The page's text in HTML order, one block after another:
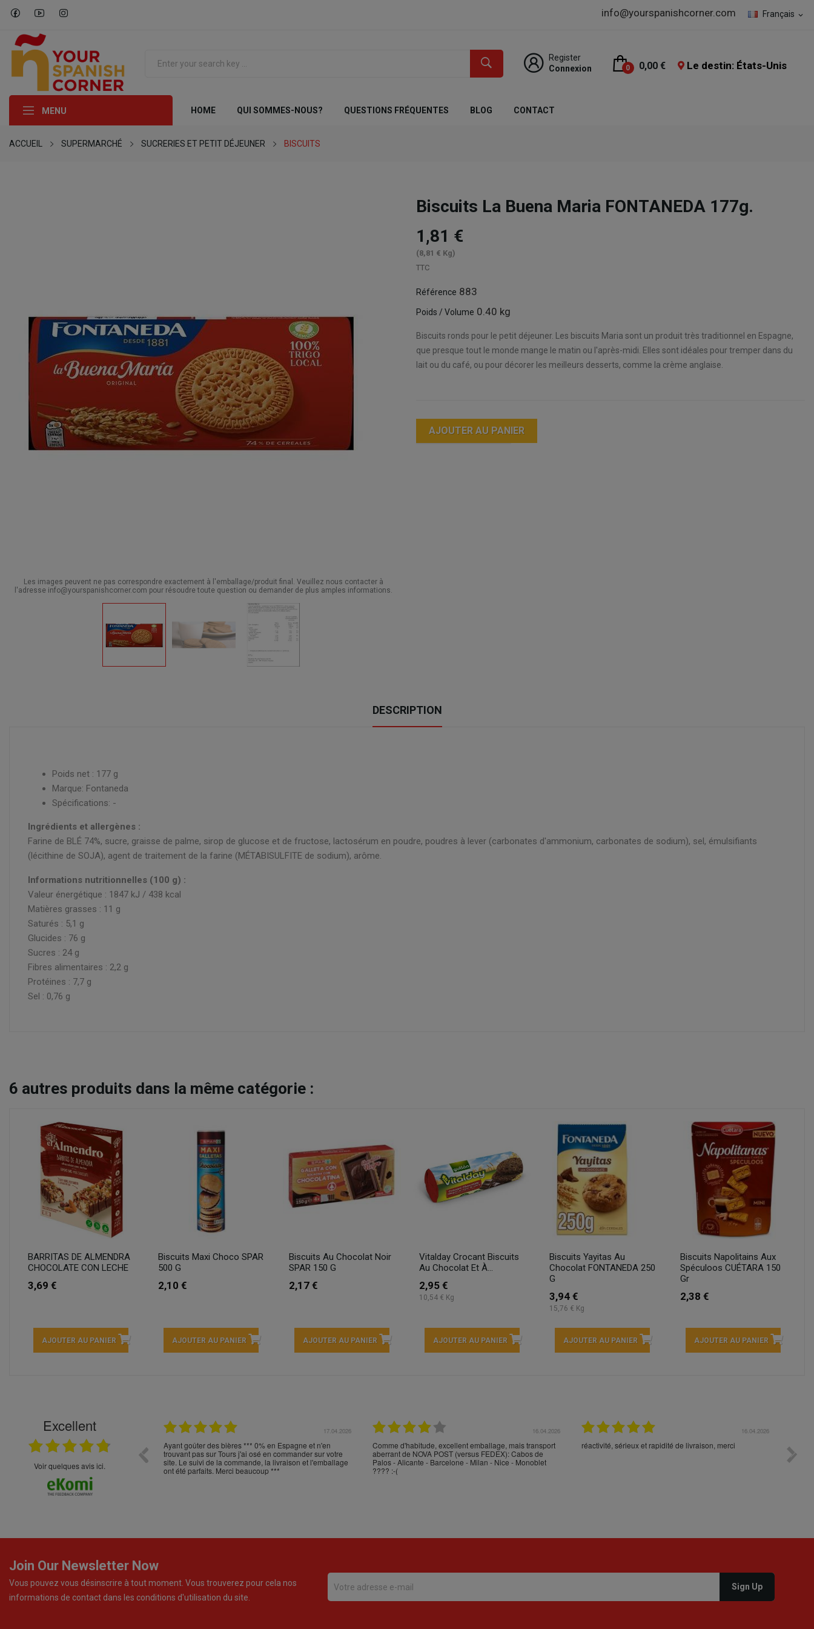
Français expand_more
info@yourspanishcorner.com
Register
Connexion
0 0,00 € Le destin: États-Unis
MENU HOME QUI SOMMES-NOUS? QUESTIONS FRÉQUENTES BLOG CONTACT
ACCUEIL SUPERMARCHÉ SUCRERIES ET PETIT DÉJEUNER BISCUITS
Les images peuvent ne pas correspondre exactement à l'emballage/produit final. Veuillez nous contacter à
l'adresse info@yourspanishcorner.com pour résoudre toute question ou demander de plus amples informations.
Biscuits La Buena Maria FONTANEDA 177g.
1,81 €
(8,81 € Kg)
TTC
Référence 883
Poids / Volume 0.40 kg
Biscuits ronds pour le petit déjeuner. Les biscuits Maria sont un produit très traditionnel en Espagne,
que presque tout le monde mange le matin ou l'après-midi. Elles sont idéales pour tremper dans du
lait ou du café, ou pour décorer les meilleurs desserts, comme la crème anglaise.
AJOUTER AU PANIER
DESCRIPTION
Poids net : 177 g
Marque: Fontaneda
Spécifications: -
Ingrédients et allergènes :
Farine de BLÉ 74%, sucre, graisse de palme, sirop de glucose et de fructose, lactosérum en poudre, poudres à lever (carbonates d'ammonium, carbonates de sodium), sel, émulsifiants
(lécithine de SOJA), agent de traitement de la farine (MÉTABISULFITE de sodium), arôme.
Informations nutritionnelles (100 g) :
Valeur énergétique : 1847 kJ / 438 kcal
Matières grasses : 11 g
Saturés : 5,1 g
Glucides : 76 g
Sucres : 24 g
Fibres alimentaires : 2,2 g
Protéines : 7,7 g
Sel : 0,76 g
6 autres produits dans la même catégorie :
BARRITAS DE ALMENDRA
CHOCOLATE CON LECHE
3,69 €
AJOUTER AU PANIER
Biscuits Maxi Choco SPAR
500 G
2,10 €
AJOUTER AU PANIER
Biscuits Au Chocolat Noir
SPAR 150 G
2,17 €
AJOUTER AU PANIER
Vitalday Crocant Biscuits
Au Chocolat Et À...
2,95 €
10,54 € Kg
AJOUTER AU PANIER
Biscuits Yayitas Au
Chocolat FONTANEDA 250
G
3,94 €
15,76 € Kg
AJOUTER AU PANIER
Biscuits Napolitains Aux
Spéculoos CUÉTARA 150
Gr
2,38 €
AJOUTER AU PANIER
Excellent
Voir quelques avis ici.
17.04.2026
Ayant goûter des bières *** 0% en Espagne et n'en
trouvant pas sur Tours j'ai osé en commander sur votre
site. Le suivi de la commande, la livraison et l'emballage
ont été parfaits. Merci beaucoup ***
16.04.2026
Comme d'habitude, excellent emballage, mais transport
aberrant de NOVA POST (versus FEDEX): Cabos de
Palos - Alicante - Barcelone - Milan - Nice - Monoblet
???? :-(
16.04.2026
réactivité, sérieux et rapidité de livraison, merci
votre
Join Our Newsletter Now
Vous pouvez vous désinscrire à tout moment. Vous trouverez pour cela nos
informations de contact dans les conditions d'utilisation du site.